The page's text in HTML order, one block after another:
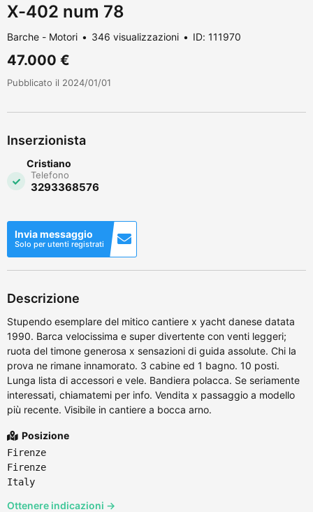
X-402 num 78
Barche - Motori 346 visualizzazioni ID: 111970
47.000 €
Pubblicato il 2024/01/01
Inserzionista
Cristiano
Telefono
3293368576
Invia messaggio
Solo per utenti registrati
Descrizione
Stupendo esemplare del mitico cantiere x yacht danese datata
1990. Barca velocissima e super divertente con venti leggeri;
ruota del timone generosa x sensazioni di guida assolute. Chi la
prova ne rimane innamorato. 3 cabine ed 1 bagno. 10 posti.
Lunga lista di accessori e vele. Bandiera polacca. Se seriamente
interessati, chiamatemi per info. Vendita x passaggio a modello
più recente. Visibile in cantiere a bocca arno.
Posizione
Firenze
Firenze
Italy
Ottenere indicazioni →